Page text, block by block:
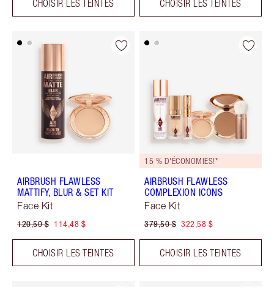
CHOISIR LES TEINTES CHOISIR LES TEINTES
AIRBRUSH FLAWLESS
MATTIFY, BLUR & SET KIT
Face Kit
120,50 $ 114,48 $
CHOISIR LES TEINTES
15 % D'ÉCONOMIES!*
AIRBRUSH FLAWLESS
COMPLEXION ICONS
Face Kit
379,50 $ 322,58 $
CHOISIR LES TEINTES